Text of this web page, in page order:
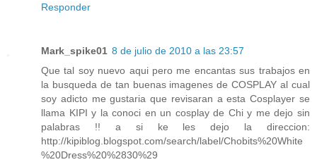
Responder
Mark_spike01 8 de julio de 2010 a las 23:57
Que tal soy nuevo aqui pero me encantas sus trabajos en
la busqueda de tan buenas imagenes de COSPLAY al cual
soy adicto me gustaria que revisaran a esta Cosplayer se
llama KIPI y la conoci en un cosplay de Chi y me dejo sin
palabras !! a si ke les dejo la direccion:
http://kipiblog.blogspot.com/search/label/Chobits%20White
%20Dress%20%2830%29